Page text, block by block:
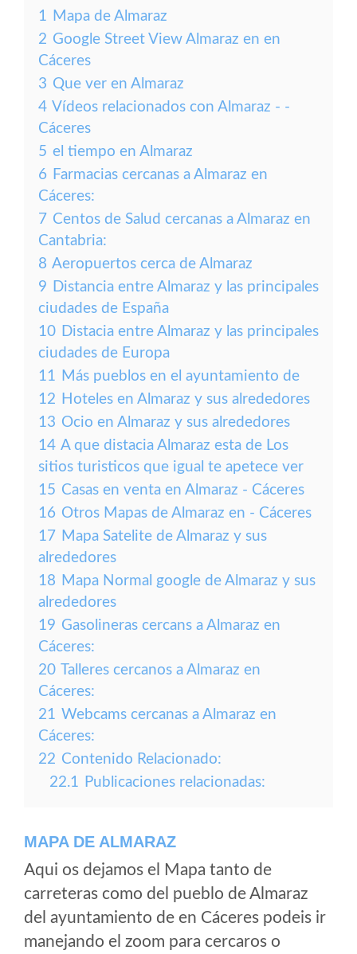
1 Mapa de Almaraz
2 Google Street View Almaraz en en
Cáceres
3 Que ver en Almaraz
4 Vídeos relacionados con Almaraz - -
Cáceres
5 el tiempo en Almaraz
6 Farmacias cercanas a Almaraz en
Cáceres:
7 Centos de Salud cercanas a Almaraz en
Cantabria:
8 Aeropuertos cerca de Almaraz
9 Distancia entre Almaraz y las principales
ciudades de España
10 Distacia entre Almaraz y las principales
ciudades de Europa
11 Más pueblos en el ayuntamiento de
12 Hoteles en Almaraz y sus alrededores
13 Ocio en Almaraz y sus alrededores
14 A que distacia Almaraz esta de Los
sitios turisticos que igual te apetece ver
15 Casas en venta en Almaraz - Cáceres
16 Otros Mapas de Almaraz en - Cáceres
17 Mapa Satelite de Almaraz y sus
alrededores
18 Mapa Normal google de Almaraz y sus
alrededores
19 Gasolineras cercans a Almaraz en
Cáceres:
20 Talleres cercanos a Almaraz en
Cáceres:
21 Webcams cercanas a Almaraz en
Cáceres:
22 Contenido Relacionado:
22.1 Publicaciones relacionadas:
MAPA DE ALMARAZ
Aqui os dejamos el Mapa tanto de
carreteras como del pueblo de Almaraz
del ayuntamiento de en Cáceres podeis ir
manejando el zoom para cercaros o